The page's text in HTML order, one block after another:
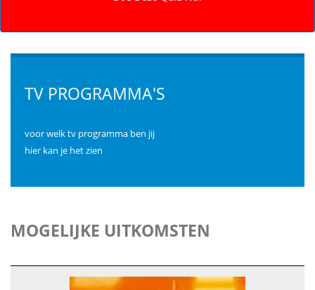
TV PROGRAMMA'S
voor welk tv programma ben jij
hier kan je het zien
MOGELIJKE UITKOMSTEN